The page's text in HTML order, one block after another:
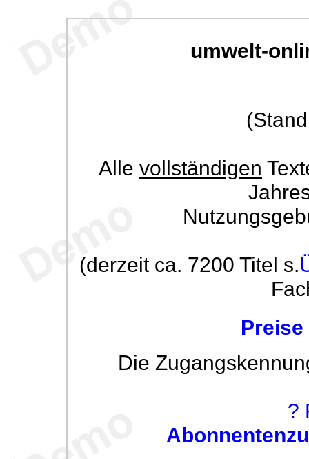
umwelt-
Alle vollständigen
(derzeit ca. 7200 Titel s.
Die
?